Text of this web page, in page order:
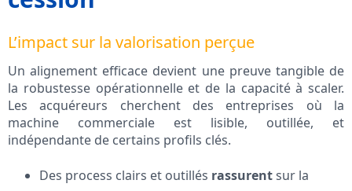
L’impact sur la valorisation perçue
Un alignement efficace devient une preuve tangible de
la robustesse opérationnelle et de la capacité à scaler.
Les acquéreurs cherchent des entreprises où la
machine commerciale est lisible, outillée, et
indépendante de certains profils clés.
Des process clairs et outillés rassurentsur la